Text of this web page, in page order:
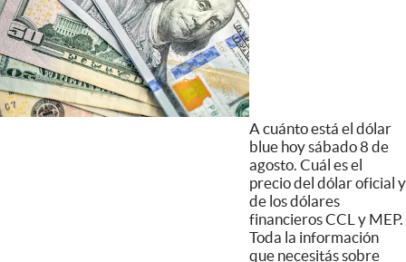
A cuánto está el dólar
blue hoy sábado 8 de
agosto. Cuál es el
precio del dólar oficial y
de los dólares
financieros CCL y MEP.
Toda la información
que necesitás sobre